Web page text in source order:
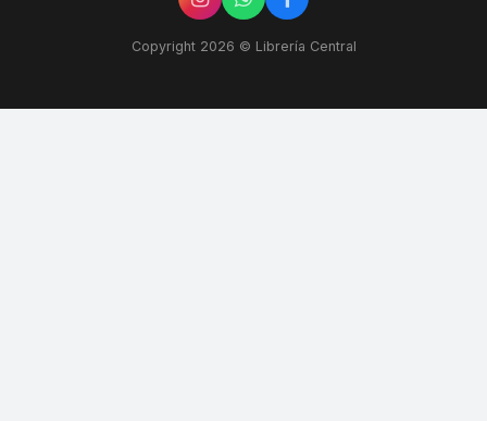
Copyright 2026 © Librería Central